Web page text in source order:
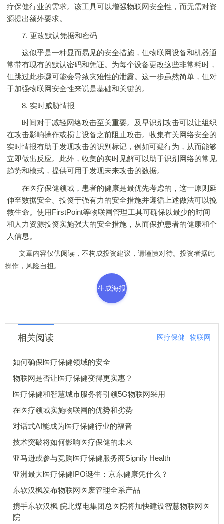
疗保健行业的需求。该工具可以增强物联网安全性，而无需对资
源提出额外要求。
7. 更改默认凭据和密码
这似乎是一种显而易见的安全措施，但物联网设备和机器通
常带有现有的默认密码和凭证。为每个设备更改这些非常耗时，
但跳过此步骤可能会导致灾难性的泄露。这一步虽然简单，但对
于加强物联网安全性来说是基础和关键的。
8. 实时威胁情报
时间对于减轻网络攻击至关重要。及早识别攻击可以让组织
在攻击影响操作或损害设备之前阻止攻击。收集有关网络安全的
实时情报有助于发现攻击的识别标记，例如可疑行为，从而能够
立即做出反应。此外，收集的实时见解可以助于识别网络的常见
趋势和模式，提供可用于发现未来攻击的数据。
在医疗保健领域，患者的健康是最优先考虑的，这一原则延
伸至数据安全。投资于强有力的安全措施并遵循上述做法可以挽
救生命。使用FirstPoint等物联网管理工具可确保以最少的时间
和人力资源投资实施强大的安全措施，从而保护患者的健康和个
人信息。
文章内容仅供阅读，不构成投资建议，请谨慎对待。投资者据此
操作，风险自担。
生成海报
相关阅读 医疗保健 物联网
如何确保医疗保健领域的安全
物联网是否让医疗保健变得更实惠？
医疗保健和智慧城市服务将引领5G物联网采用
在医疗领域实施物联网的优势和劣势
对话式AI能成为医疗保健行业的福音
技术突破将如何影响医疗保健的未来
亚马逊或参与竞购医疗保健服务商Signify Health
亚洲最大医疗保健IPO诞生：京东健康凭什么？
东软汉枫发布物联网医废管理全系产品
携手东软汉枫 皖北煤电集团总医院将加快建设智慧物联网医
院